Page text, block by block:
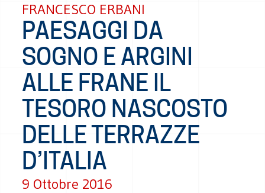
FRANCESCO ERBANI
PAESAGGI DA
SOGNO E ARGINI
ALLE FRANE IL
TESORO NASCOSTO
DELLE TERRAZZE
D’ITALIA
9 Ottobre 2016